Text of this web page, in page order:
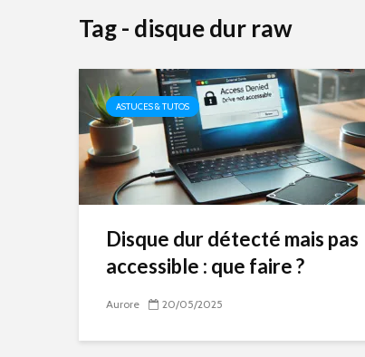
Tag - disque dur raw
ASTUCES & TUTOS
Disque dur détecté mais pas
accessible : que faire ?
Aurore 20/05/2025